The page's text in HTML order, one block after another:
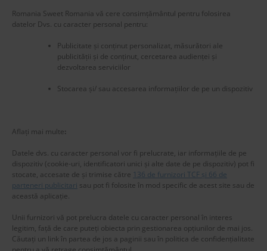
Romania Sweet Romania vă cere consimțământul pentru folosirea
datelor Dvs. cu caracter personal pentru:
Publicitate și conținut personalizat, măsurători ale
publicității și de conținut, cercetarea audienței și
dezvoltarea serviciilor
Stocarea și/ sau accesarea informațiilor de pe un dispozitiv
Aflați mai multe:
Datele dvs. cu caracter personal vor fi prelucrate, iar informațiile de pe
dispozitiv (cookie-uri, identificatori unici și alte date de pe dispozitiv) pot fi
stocate, accesate de și trimise către 136 de furnizori TCF și 66 de
parteneri publicitari sau pot fi folosite în mod specific de acest site sau de
această aplicație.
Unii furnizori vă pot prelucra datele cu caracter personal în interes
legitim, față de care puteți obiecta prin gestionarea opțiunilor de mai jos.
Căutați un link în partea de jos a paginii sau în politica de confidențialitate